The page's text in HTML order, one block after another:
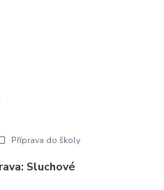
Sluchové
Příprava do školy